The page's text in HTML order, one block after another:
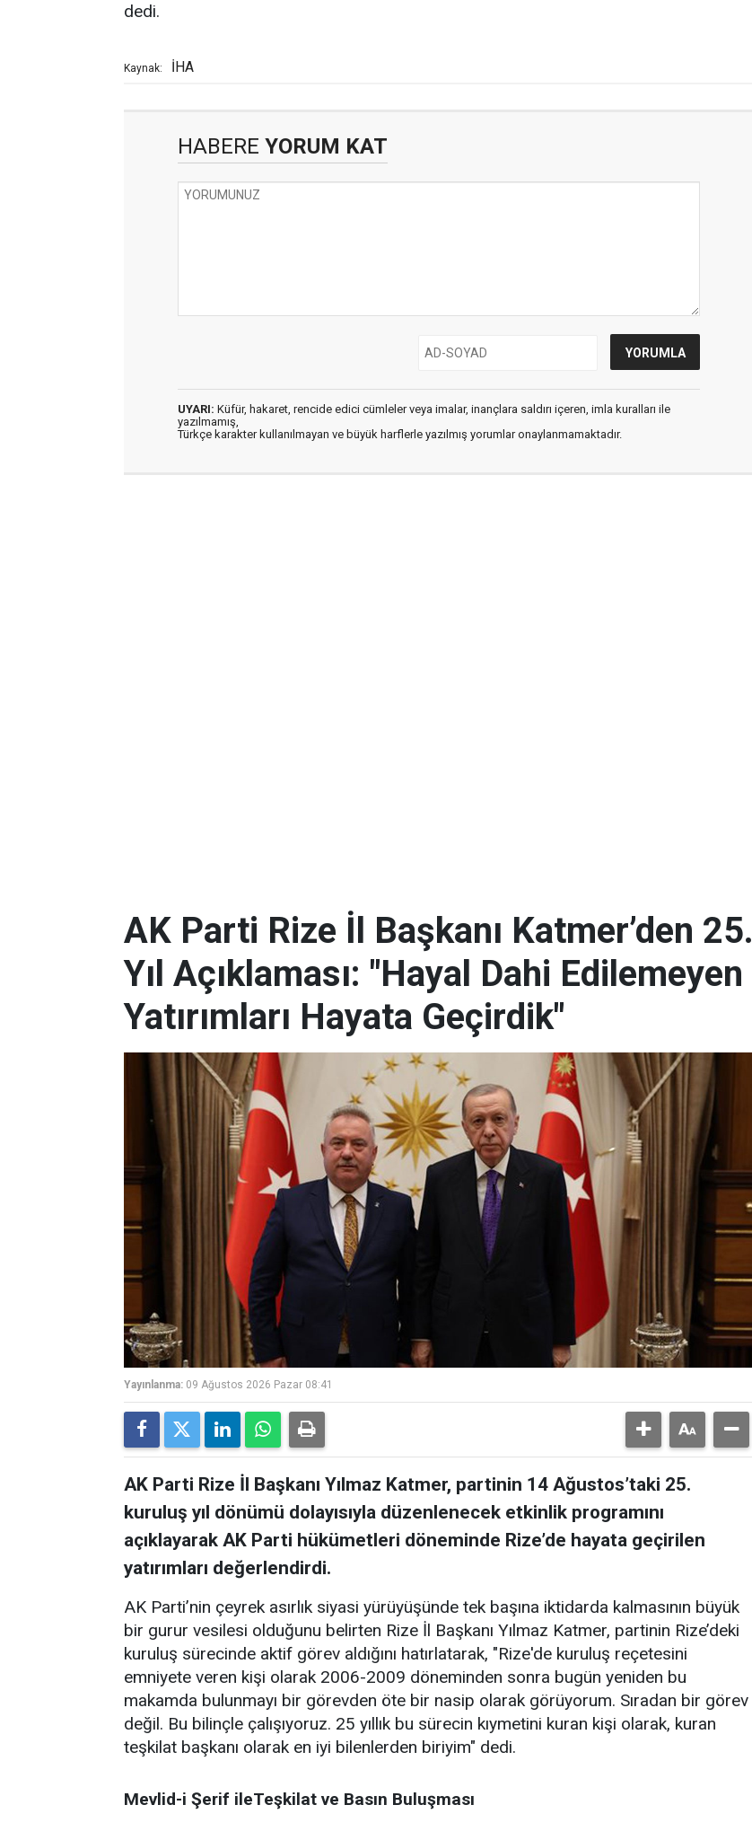
dedi.
Kaynak: İHA
HABERE YORUM KAT
UYARI: Küfür, hakaret, rencide edici cümleler veya imalar, inançlara saldırı içeren, imla kuralları ile
yazılmamış,
Türkçe karakter kullanılmayan ve büyük harflerle yazılmış yorumlar onaylanmamaktadır.
AK Parti Rize İl Başkanı Katmer’den 25.
Yıl Açıklaması: "Hayal Dahi Edilemeyen
Yatırımları Hayata Geçirdik"
Yayınlanma: 09 Ağustos 2026 Pazar 08:41
AK Parti Rize İl Başkanı Yılmaz Katmer, partinin 14 Ağustos’taki 25.
kuruluş yıl dönümü dolayısıyla düzenlenecek etkinlik programını
açıklayarak AK Parti hükümetleri döneminde Rize’de hayata geçirilen
yatırımları değerlendirdi.
AK Parti’nin çeyrek asırlık siyasi yürüyüşünde tek başına iktidarda kalmasının büyük
bir gurur vesilesi olduğunu belirten Rize İl Başkanı Yılmaz Katmer, partinin Rize’deki
kuruluş sürecinde aktif görev aldığını hatırlatarak, "Rize'de kuruluş reçetesini
emniyete veren kişi olarak 2006-2009 döneminden sonra bugün yeniden bu
makamda bulunmayı bir görevden öte bir nasip olarak görüyorum. Sıradan bir görev
değil. Bu bilinçle çalışıyoruz. 25 yıllık bu sürecin kıymetini kuran kişi olarak, kuran
teşkilat başkanı olarak en iyi bilenlerden biriyim" dedi.
Mevlid-i Şerif ileTeşkilat ve Basın Buluşması